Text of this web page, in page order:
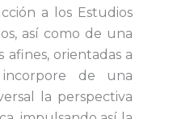
a los Estudios
así como de una
afines, orientadas a
de una
la perspectiva